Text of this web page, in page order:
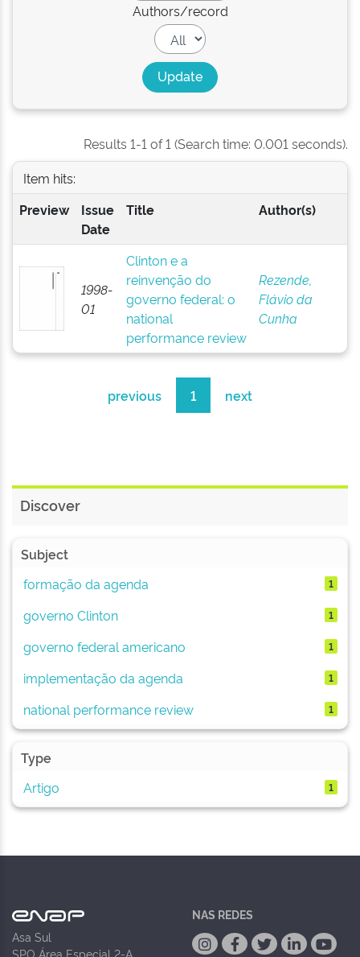
Authors/record
Results 1-1 of 1 (Search time: 0.001 seconds).
Item hits:
Preview
Issue
Date
Title Author(s)
1998-
01
Clinton e a
reinvenção do
governo federal: o
national
performance review
Rezende,
Flávio da
Cunha
previous 1 next
Discover
Subject
formação da agenda
1
governo Clinton 1
governo federal americano 1
implementação da agenda 1
national performance review 1
Type
Artigo
1
Asa Sul
SPO Área Especial 2-A
NAS REDES